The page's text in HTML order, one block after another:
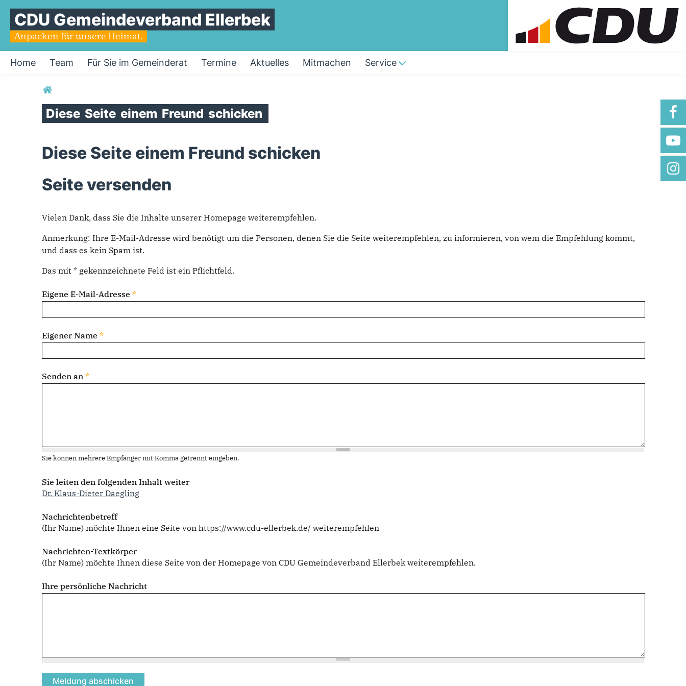
CDU Gemeindeverband Ellerbek
Anpacken für unsere Heimat.
Home Team Für Sie im Gemeinderat Termine Aktuelles Mitmachen Service
Sie sind hier
Diese Seite einem Freund schicken
Diese Seite einem Freund schicken
Seite versenden
Vielen Dank, dass Sie die Inhalte unserer Homepage weiterempfehlen.
Anmerkung: Ihre E-Mail-Adresse wird benötigt um die Personen, denen Sie die Seite weiterempfehlen, zu informieren, von wem die Empfehlung kommt,
und dass es kein Spam ist.
Das mit * gekennzeichnete Feld ist ein Pflichtfeld.
Eigene E-Mail-Adresse *
Eigener Name *
Senden an *
Sie können mehrere Empfänger mit Komma getrennt eingeben.
Sie leiten den folgenden Inhalt weiter
Dr. Klaus-Dieter Daegling
Nachrichtenbetreff
(Ihr Name) möchte Ihnen eine Seite von https://www.cdu-ellerbek.de/ weiterempfehlen
Nachrichten-Textkörper
(Ihr Name) möchte Ihnen diese Seite von der Homepage von CDU Gemeindeverband Ellerbek weiterempfehlen.
Ihre persönliche Nachricht